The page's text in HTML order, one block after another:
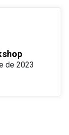
de 2023